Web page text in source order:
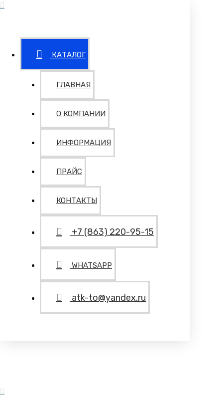
КАТАЛОГ
ГЛАВНАЯ
О КОМПАНИИ
ИНФОРМАЦИЯ
ПРАЙС
КОНТАКТЫ
+7 (863) 220-95-15
WHATSAPP
atk-to@yandex.ru